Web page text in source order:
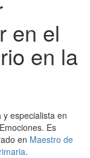
en el
en la
especialista en
Es
en Maestro de
.